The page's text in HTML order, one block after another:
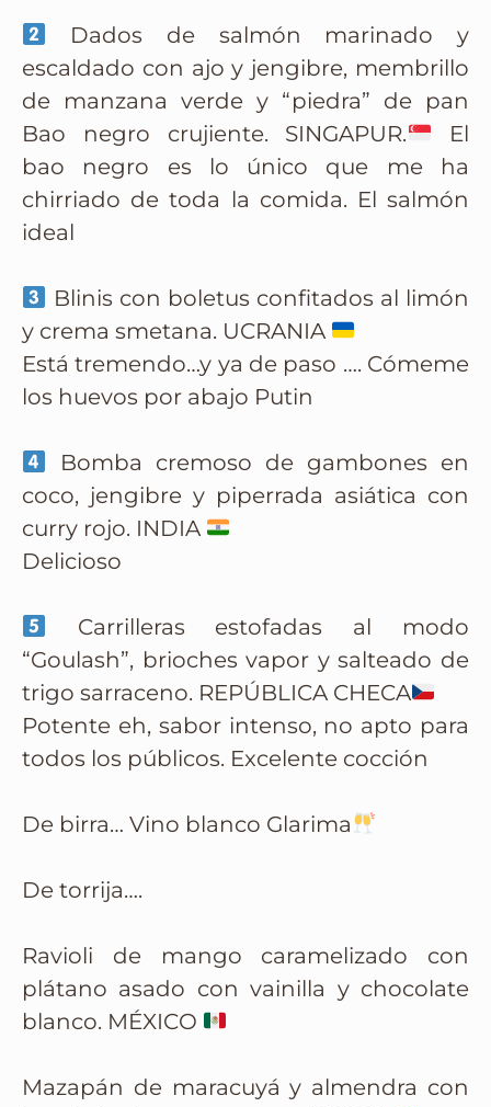
Dados de salmón marinado y
escaldado con ajo y jengibre, membrillo
de manzana verde y “piedra” de pan
Bao negro crujiente. SINGAPUR.
El
bao negro es lo único que me ha
chirriado de toda la comida. El salmón
ideal
Blinis con boletus confitados al limón
y crema smetana. UCRANIA
Está tremendo…y ya de paso …. Cómeme
los huevos por abajo Putin
Bomba cremoso de gambones en
coco, jengibre y piperrada asiática con
curry rojo. INDIA
Delicioso
Carrilleras estofadas al modo
“Goulash”, brioches vapor y salteado de
trigo sarraceno. REPÚBLICA CHECA
Potente eh, sabor intenso, no apto para
todos los públicos. Excelente cocción
De birra… Vino blanco Glarima
De torrija….
Ravioli de mango caramelizado con
plátano asado con vainilla y chocolate
blanco. MÉXICO
Mazapán de maracuyá y almendra con